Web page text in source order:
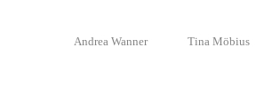
Andrea Wanner Tina Möbius